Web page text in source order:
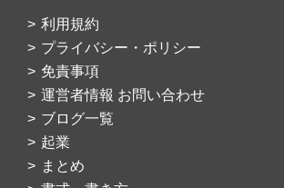
利用規約
プライバシー・ポリシー
免責事項
運営者情報 お問い合わせ
ブログ一覧
起業
まとめ